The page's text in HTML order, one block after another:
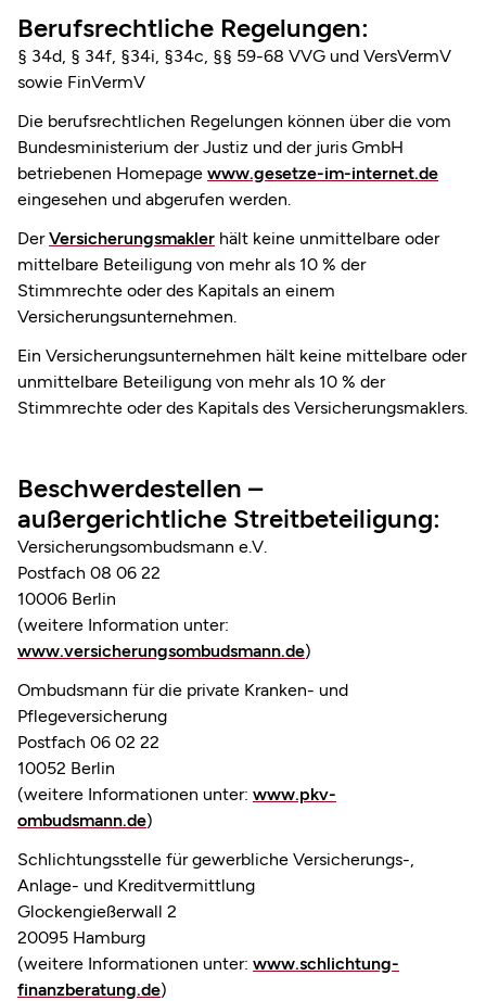
Berufsrechtliche Regelungen:
§ 34d, § 34f, §34i, §34c, §§ 59-68 VVG und VersVermV
sowie FinVermV
Die berufsrechtlichen Regelungen können über die vom
Bundesministerium der Justiz und der juris GmbH
betriebenen Homepage www.gesetze-im-internet.de
eingesehen und abgerufen werden.
DerVersicherungsmakler hält keine unmittelbare oder
mittelbare Beteiligung von mehr als 10 % der
Stimmrechte oder des Kapitals an einem
Versicherungsunternehmen.
Ein Versicherungsunternehmen hält keine mittelbare oder
unmittelbare Beteiligung von mehr als 10 % der
Stimmrechte oder des Kapitals des Versicherungsmaklers.
Beschwerdestellen –
außergerichtliche Streitbeteiligung:
Versicherungsombudsmann e.V.
Postfach 08 06 22
10006 Berlin
(weitere Information unter:
www.versicherungsombudsmann.de)
Ombudsmann für die private Kranken- und
Pflegeversicherung
Postfach 06 02 22
10052 Berlin
(weitere Informationen unter: www.pkv-
ombudsmann.de)
Schlichtungsstelle für gewerbliche Versicherungs-,
Anlage- und Kreditvermittlung
Glockengießerwall 2
20095 Hamburg
(weitere Informationen unter: www.schlichtung-
finanzberatung.de)